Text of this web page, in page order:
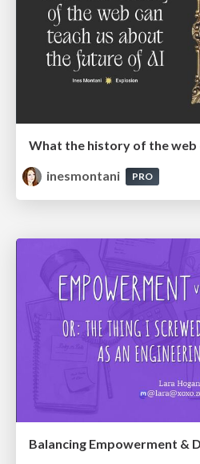
inesmontani
PRO
Balancing Empowerment &